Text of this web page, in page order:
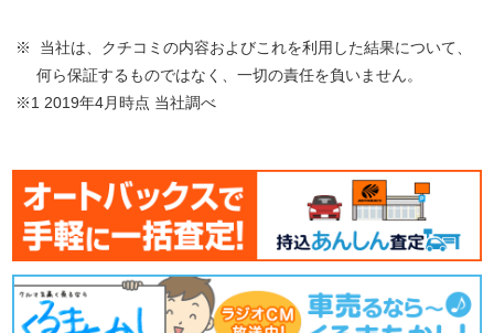
※ 当社は、クチコミの内容およびこれを利用した結果について、
何ら保証するものではなく、一切の責任を負いません。
※1 2019年4月時点 当社調べ